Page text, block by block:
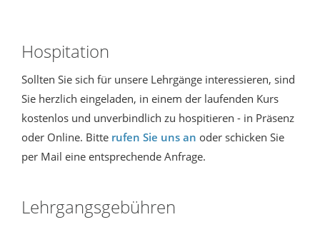
Hospitation
Sollten Sie sich für unsere Lehrgänge interessieren, sind
Sie herzlich eingeladen, in einem der laufenden Kurs
kostenlos und unverbindlich zu hospitieren - in Präsenz
oder Online. Bitte rufen Sie uns an oder schicken Sie
per Mail eine entsprechende Anfrage.
Lehrgangsgebühren